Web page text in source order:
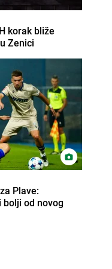
korak bliže
Zenici
Plave:
bolji od novog